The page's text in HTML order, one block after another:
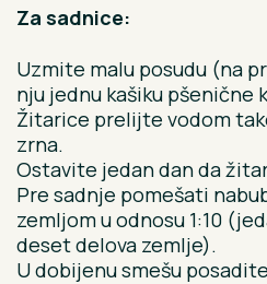
Za sadnice:
Uzmite malu posudu (na
nju jednu kašiku pšenične
Žitarice prelijte vodom
zrna.
Ostavite jedan dan da
Pre sadnje pomešati
zemljom u odnosu 1:10
deset delova zemlje).
U dobijenu smešu